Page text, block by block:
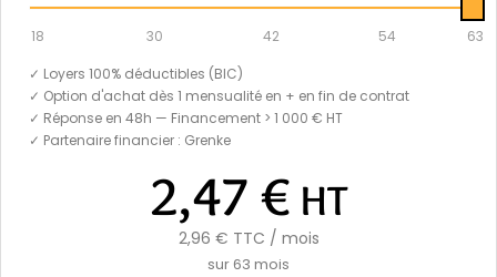
18 30 42 54
63
✓ Loyers 100% déductibles (BIC)
✓ Option d'achat dès 1 mensualité en + en fin de contrat
✓ Réponse en 48h — Financement > 1 000 € HT
✓ Partenaire financier : Grenke
2,47 € HT
2,96 € TTC / mois
sur 63 mois